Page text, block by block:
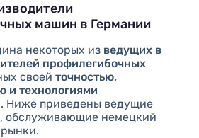
машин в Германии
некоторых из ведущих в
профилегибочных
своей точностью,
и технологиями
. Ниже приведены ведущие
обслуживающие немецкий